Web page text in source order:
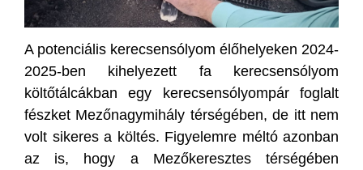
A potenciális kerecsensólyom élőhelyeken 2024-
2025-ben kihelyezett fa kerecsensólyom
költőtálcákban egy kerecsensólyompár foglalt
fészket Mezőnagymihály térségében, de itt nem
volt sikeres a költés. Figyelemre méltó azonban
az is, hogy a Mezőkeresztes térségében